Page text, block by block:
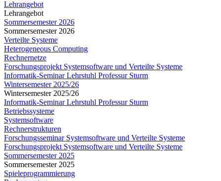
Lehrangebot
Lehrangebot
Sommersemester 2026
Sommersemester 2026
Verteilte Systeme
Heterogeneous Computing
Rechnernetze
Forschungsprojekt Systemsoftware und Verteilte Systeme
Informatik-Seminar Lehrstuhl Professur Sturm
Wintersemester 2025/26
Wintersemester 2025/26
Informatik-Seminar Lehrstuhl Professur Sturm
Betriebssysteme
Systemsoftware
Rechnerstrukturen
Forschungsseminar Systemsoftware und Verteilte Systeme
Forschungsprojekt Systemsoftware und Verteilte Systeme
Sommersemester 2025
Sommersemester 2025
Spieleprogrammierung